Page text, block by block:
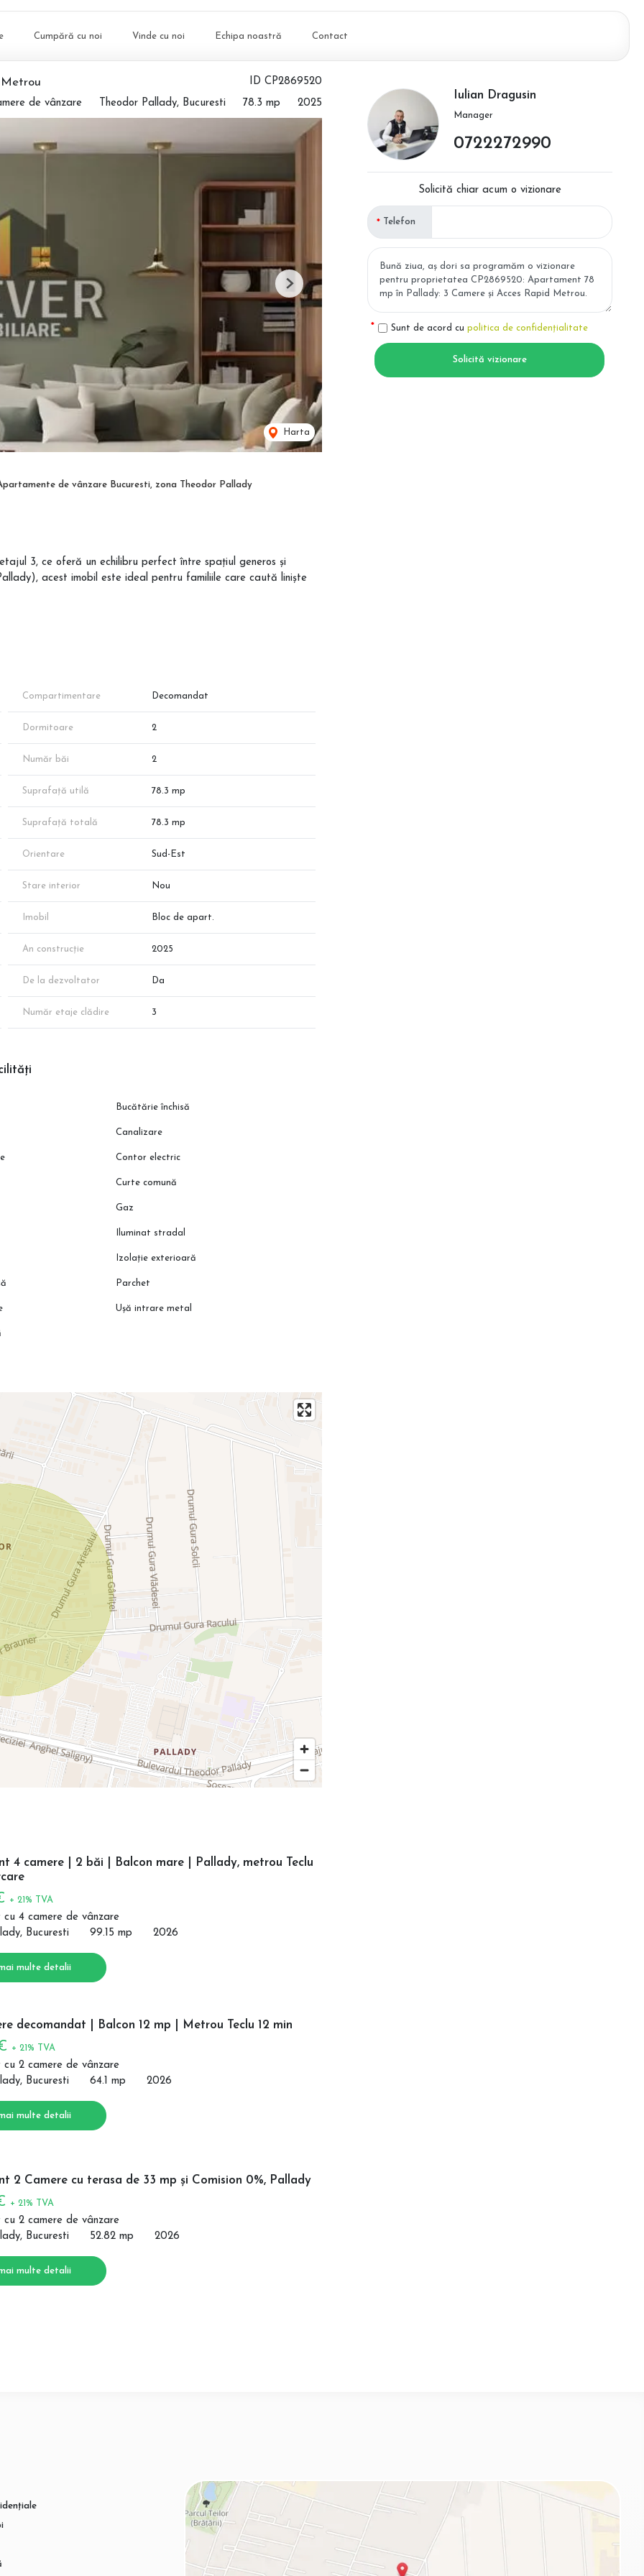
Cumpără cu noi Vinde cu noi Echipa noastră Contact
ID CP2869520
de vânzare Theodor Pallady, Bucuresti 78.3 mp 2025
Harta
Next
de vânzare Bucuresti, zona Theodor Pallady
3, ce oferă un echilibru perfect între spațiul generos și
acest imobil este ideal pentru familiile care caută liniște
Pallady, oferind acces rapid la:
Dedeman, Leroy Merlin.
1 Decembrie 1918.
prezentare. Apartamentul prezentat face parte din portofoliul
va fi stabilită în urma măsurătorilor cadastrale finale.
direct al dezvoltatorului și descoperă viitorul tău
Compartimentare Decomandat
Dormitoare 2
Număr băi 2
Suprafață utilă 78.3 mp
Suprafață totală 78.3 mp
Orientare Sud-Est
Stare interior Nou
Imobil Bloc de apart.
An construcție 2025
De la dezvoltator Da
Număr etaje clădire 3
Bucătărie închisă
Canalizare
Contor electric
Curte comună
Gaz
Iluminat stradal
Izolație exterioară
Parchet
Ușă intrare metal
Iulian Dragusin
Manager
0722272990
Solicită chiar acum o vizionare
Telefon
Sunt de acord cu politica de confidențialitate
Solicită vizionare
4 camere | 2 băi | Balcon mare | Pallady, metrou Teclu
+ 21% TVA
4 camere de vânzare
Bucuresti
99.15 mp 2026
multe detalii
decomandat | Balcon 12 mp | Metrou Teclu 12 min
+ 21% TVA
2 camere de vânzare
Bucuresti
64.1 mp 2026
multe detalii
2 Camere cu terasa de 33 mp și Comision 0%, Pallady
+ 21% TVA
2 camere de vânzare
Bucuresti
52.82 mp 2026
multe detalii